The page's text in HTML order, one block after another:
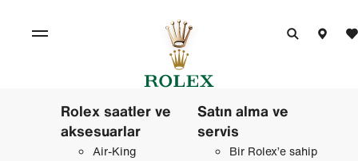
Rolex saatler ve
aksesuarlar
Air-King
Satın alma ve
servis
Bir Rolex’e sahip